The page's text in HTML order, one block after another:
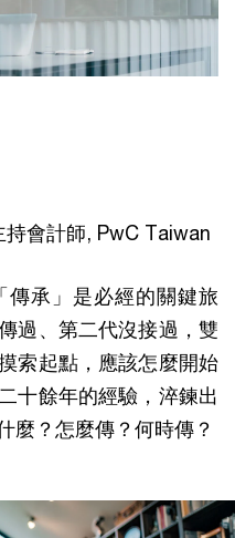
會計師, PwC Taiwan
承」是必經的關鍵旅
過、第二代沒接過，雙
索起點，應該怎麼開始
十餘年的經驗，淬鍊出
麼？怎麼傳？何時傳？